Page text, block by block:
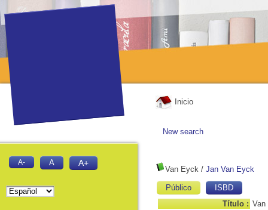
Inicio
New search
Van Eyck / Jan Van Eyck
Público
ISBD
Título :
A- A A+